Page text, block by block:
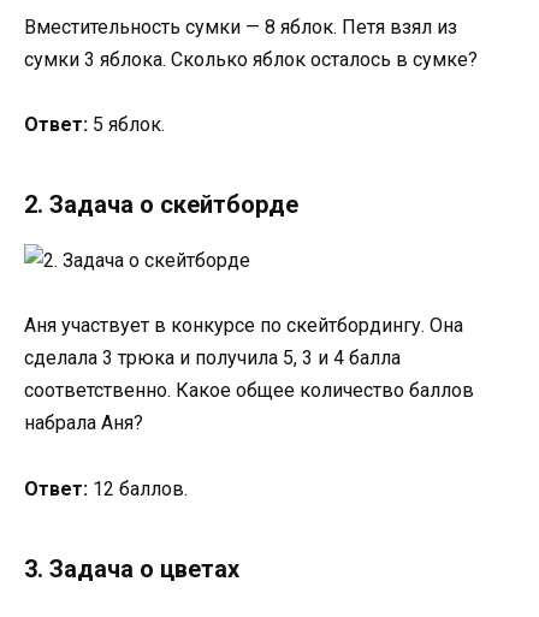
Вместительность сумки — 8 яблок. Петя взял из
сумки 3 яблока. Сколько яблок осталось в сумке?
Ответ: 5 яблок.
2. Задача о скейтборде
Аня участвует в конкурсе по скейтбордингу. Она
сделала 3 трюка и получила 5, 3 и 4 балла
соответственно. Какое общее количество баллов
набрала Аня?
Ответ: 12 баллов.
3. Задача о цветах